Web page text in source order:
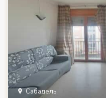
Сабадель